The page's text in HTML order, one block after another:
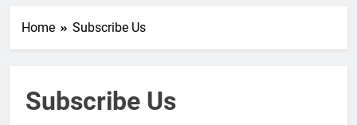
Home Subscribe Us
Subscribe Us